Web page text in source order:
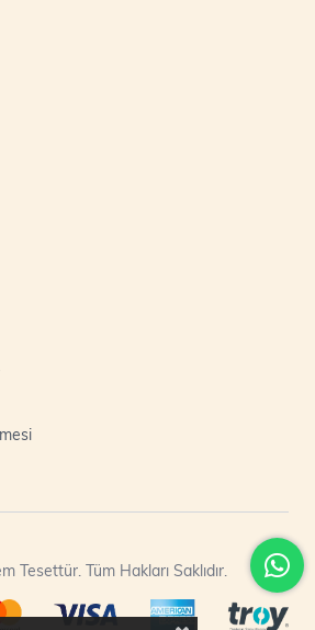
Tesettür. Tüm Hakları Saklıdır.